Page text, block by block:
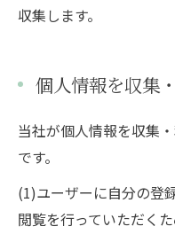
収集します。
個人情報を収集
当社が個人情報を収集
です。
(1)ユーザーに自分の登
閲覧を行っていただく